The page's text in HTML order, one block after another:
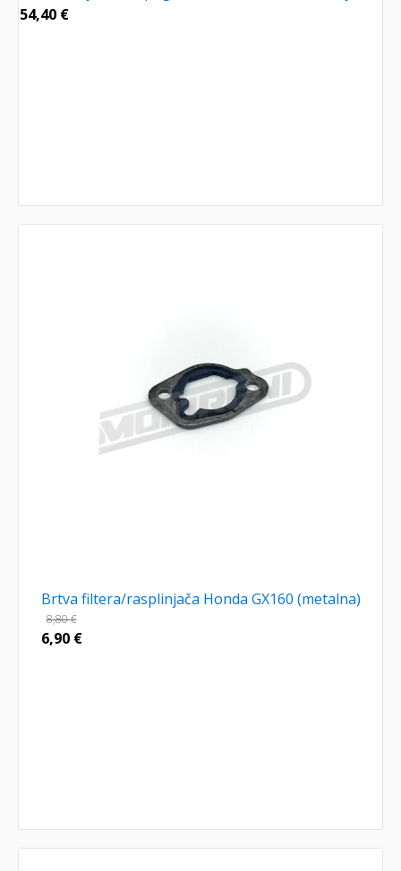
54,40 €
Brtva filtera/rasplinjača Honda GX160 (metalna)
8,80€
6,90 €